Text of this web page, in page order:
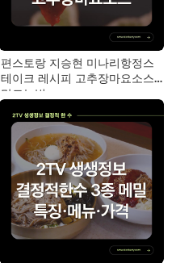
편스토랑 지승현 미나리항정스
테이크 레시피 고추장마요소스
만드는법